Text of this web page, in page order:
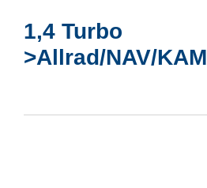
1,4 Turbo
>Allrad/NAV/